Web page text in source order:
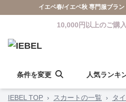
イエベ春/イエベ秋 専門服ブラン
10,000円以上のご購
条件を変更 人気ランキ
IEBEL TOP › スカートの一覧 › タ